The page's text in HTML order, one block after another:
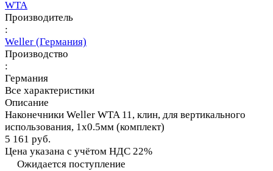
WTA
Производитель
:
Weller (Германия)
Производство
:
Германия
Все характеристики
Описание
Наконечники Weller WTA 11, клин, для вертикального
использования, 1х0.5мм (комплект)
5 161 руб.
Цена указана с учётом НДС 22%
Ожидается поступление